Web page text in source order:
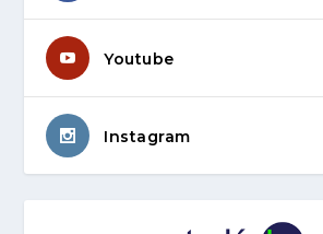
Youtube
Instagram